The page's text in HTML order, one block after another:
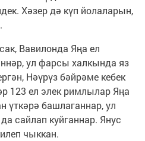
Хәзер дә күп йолаларын,
Вавилонда Яңа ел
ул фарсы халкында яз
Нәүрүз бәйрәме кебек
123 ел элек римлылар Яңа
үткәрә башлаганнар, ул
сайлап куйганнар. Янус
чыккан.